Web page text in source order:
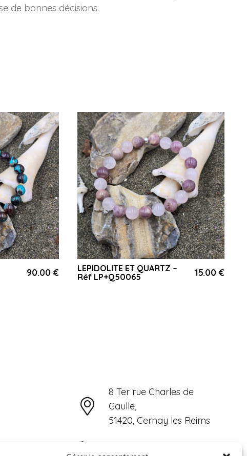
de bonnes décisions.
90.00 €
LEPIDOLITE ET QUARTZ –
Réf LP+Q50065
15.00 €
8 Ter rue Charles de
Gaulle,
51420, Cernay les Reims